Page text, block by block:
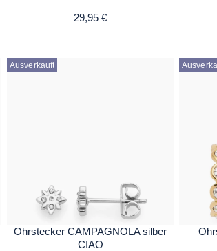
29,95 €
Ausverkauft
Ohrstecker CAMPAGNOLA silber
CIAO